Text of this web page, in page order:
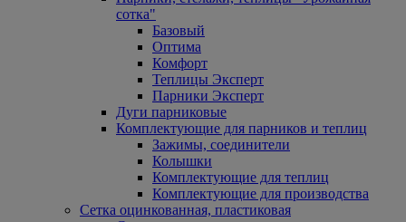
сотка"
Базовый
Оптима
Комфорт
Теплицы Эксперт
Парники Эксперт
Дуги парниковые
Комплектующие для парников и теплиц
Зажимы, соединители
Колышки
Комплектующие для теплиц
Комплектующие для производства
Сетка оцинкованная, пластиковая